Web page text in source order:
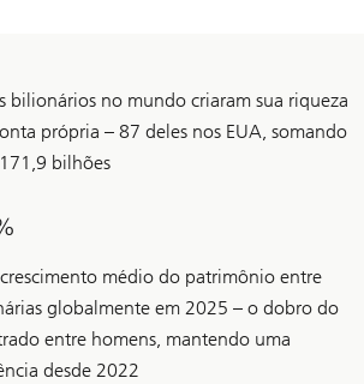
bilionários no mundo criaram sua riqueza
própria – 87 deles nos EUA, somando
bilhões
médio do patrimônio entre
globalmente em 2025 – o dobro do
entre homens, mantendo uma
desde 2022